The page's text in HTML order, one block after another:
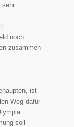
sehr
noch
zusammen
ist
Weg dafür
soll